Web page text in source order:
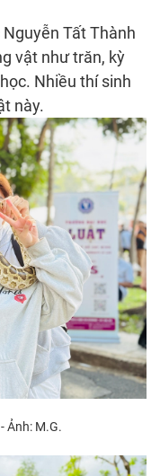
Tất Thành
vật như trăn, kỳ
Nhiều thí sinh
này.
Ảnh: M.G.